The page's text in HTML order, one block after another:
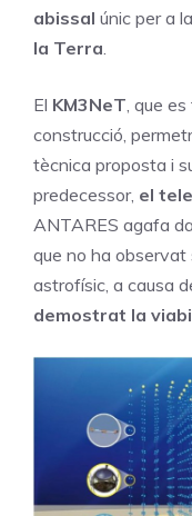
abissal únic per a
la Terra
El KM3NeT , que
construcció,
tècnica proposta i
predecessor, el
ANTARES agafa
que no ha observat
astrofísic, a causa
demostrat la